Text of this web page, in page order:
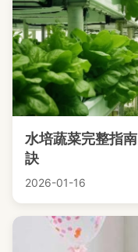
水培蔬菜完整指
訣
2026-01-16